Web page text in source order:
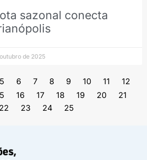
sazonal conecta
de 2025
5 6 7 8 9 10 11
12
16 17 18 19 20
21
22
23 24 25